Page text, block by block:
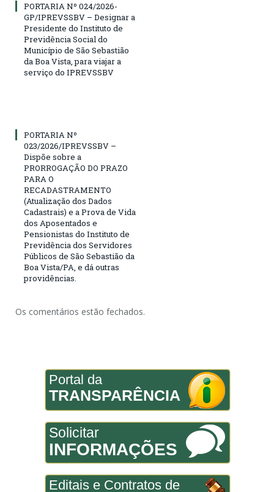
PORTARIA Nº 024/2026-
GP/IPREVSSBV – Designar a
Presidente do Instituto de
Previdência Social do
Município de São Sebastião
da Boa Vista, para viajar a
serviço do IPREVSSBV
PORTARIA Nº
023/2026/IPREVSSBV –
Dispõe sobre a
PRORROGAÇÃO DO PRAZO
PARA O
RECADASTRAMENTO
(Atualização dos Dados
Cadastrais) e a Prova de Vida
dos Aposentados e
Pensionistas do Instituto de
Previdência dos Servidores
Públicos de São Sebastião da
Boa Vista/PA, e dá outras
providências.
Os comentários estão fechados.
Portal da
TRANSPARÊNCIA
Solicitar
INFORMAÇÕES
Editais e Contratos de